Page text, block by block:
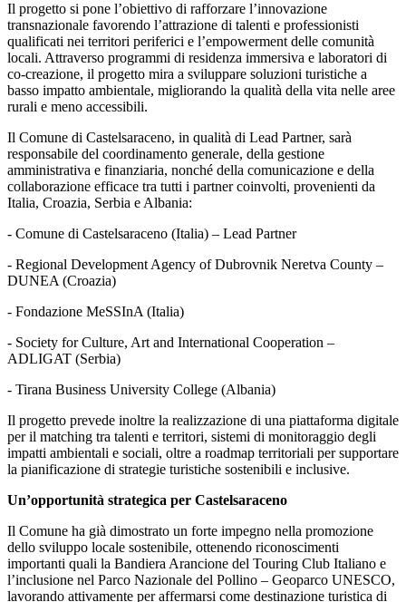
Il progetto si pone l’obiettivo di rafforzare l’innovazione
transnazionale favorendo l’attrazione di talenti e professionisti
qualificati nei territori periferici e l’empowerment delle comunità
locali. Attraverso programmi di residenza immersiva e laboratori di
co-creazione, il progetto mira a sviluppare soluzioni turistiche a
basso impatto ambientale, migliorando la qualità della vita nelle aree
rurali e meno accessibili.
Il Comune di Castelsaraceno, in qualità di Lead Partner, sarà
responsabile del coordinamento generale, della gestione
amministrativa e finanziaria, nonché della comunicazione e della
collaborazione efficace tra tutti i partner coinvolti, provenienti da
Italia, Croazia, Serbia e Albania:
- Comune di Castelsaraceno (Italia) – Lead Partner
- Regional Development Agency of Dubrovnik Neretva County –
DUNEA (Croazia)
- Fondazione MeSSInA (Italia)
- Society for Culture, Art and International Cooperation –
ADLIGAT (Serbia)
- Tirana Business University College (Albania)
Il progetto prevede inoltre la realizzazione di una piattaforma digitale
per il matching tra talenti e territori, sistemi di monitoraggio degli
impatti ambientali e sociali, oltre a roadmap territoriali per supportare
la pianificazione di strategie turistiche sostenibili e inclusive.
Un’opportunità strategica per Castelsaraceno
Il Comune ha già dimostrato un forte impegno nella promozione
dello sviluppo locale sostenibile, ottenendo riconoscimenti
importanti quali la Bandiera Arancione del Touring Club Italiano e
l’inclusione nel Parco Nazionale del Pollino – Geoparco UNESCO,
lavorando attivamente per affermarsi come destinazione turistica di